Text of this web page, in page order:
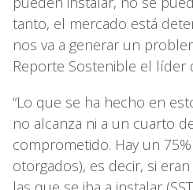
tanto, el mercado está
nos va a generar un
Reporte Sostenible el líder
“Lo que se ha hecho en
no alcanza ni a un cuarto
comprometido. Hay un
otorgados), es decir, si